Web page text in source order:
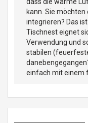
kann. Sie
integrieren? Das
Tischnest eignet
Verwendung und
stabilen
einfach mit einem